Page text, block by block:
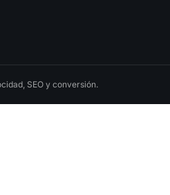
SEO y conversión.